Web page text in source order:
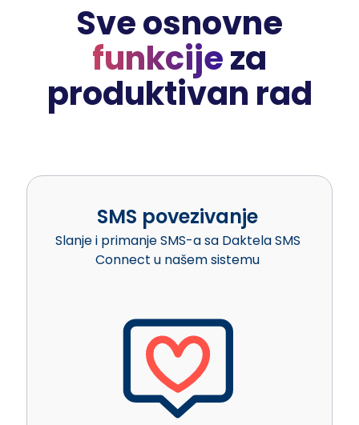
Sve osnovne
funkcijeza
produktivan rad
SMS povezivanje
Slanje i primanje SMS-a sa Daktela SMS
Connect u našem sistemu